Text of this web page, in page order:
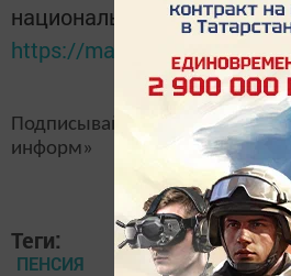
национальном
https://max.ru/tatmedia
Подписывайтесь на наш
информ»
Теги:
ПЕНСИЯ